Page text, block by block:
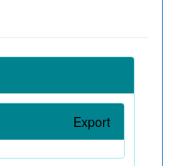
Export